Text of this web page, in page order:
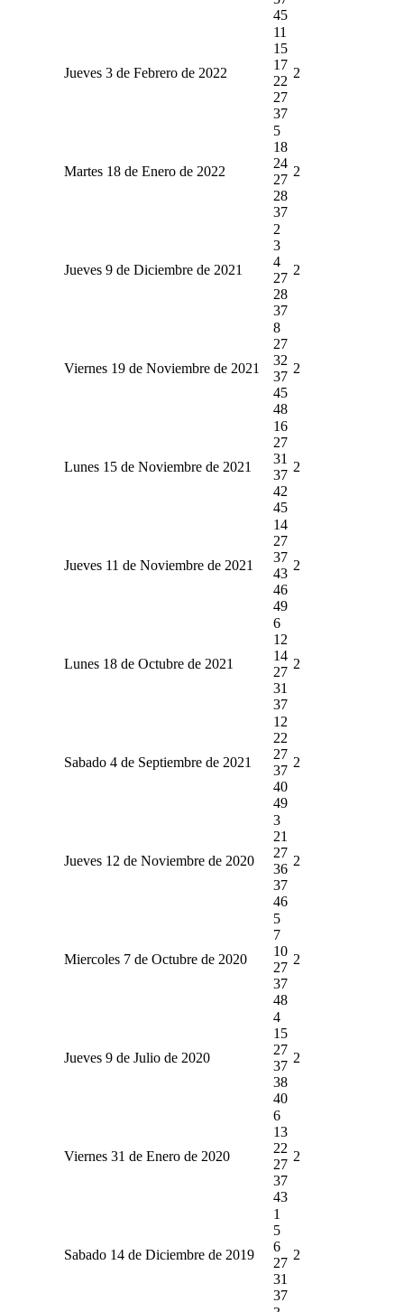
45
Jueves 3 de Febrero de 2022
11
15
17
22
27
37
2
Martes 18 de Enero de 2022
5
18
24
27
28
37
2
Jueves 9 de Diciembre de 2021
2
3
4
27
28
37
2
Viernes 19 de Noviembre de 2021
8
27
32
37
45
48
2
Lunes 15 de Noviembre de 2021
16
27
31
37
42
45
2
Jueves 11 de Noviembre de 2021
14
27
37
43
46
49
2
Lunes 18 de Octubre de 2021
6
12
14
27
31
37
2
Sabado 4 de Septiembre de 2021
12
22
27
37
40
49
2
Jueves 12 de Noviembre de 2020
3
21
27
36
37
46
2
Miercoles 7 de Octubre de 2020
5
7
10
27
37
48
2
Jueves 9 de Julio de 2020
4
15
27
37
38
40
2
Viernes 31 de Enero de 2020
6
13
22
27
37
43
2
Sabado 14 de Diciembre de 2019
1
5
6
27
31
37
2